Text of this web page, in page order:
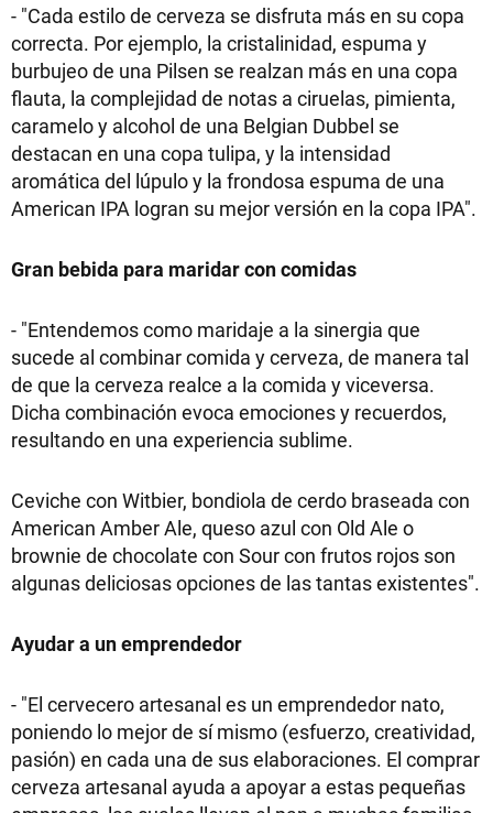
- "Cada estilo de cerveza se disfruta más en su copa
correcta. Por ejemplo, la cristalinidad, espuma y
burbujeo de una Pilsen se realzan más en una copa
flauta, la complejidad de notas a ciruelas, pimienta,
caramelo y alcohol de una Belgian Dubbel se
destacan en una copa tulipa, y la intensidad
aromática del lúpulo y la frondosa espuma de una
American IPA logran su mejor versión en la copa IPA".
Gran bebida para maridar con comidas
- "Entendemos como maridaje a la sinergia que
sucede al combinar comida y cerveza, de manera tal
de que la cerveza realce a la comida y viceversa.
Dicha combinación evoca emociones y recuerdos,
resultando en una experiencia sublime.
Ceviche con Witbier, bondiola de cerdo braseada con
American Amber Ale, queso azul con Old Ale o
brownie de chocolate con Sour con frutos rojos son
algunas deliciosas opciones de las tantas existentes".
Ayudar a un emprendedor
- "El cervecero artesanal es un emprendedor nato,
poniendo lo mejor de sí mismo (esfuerzo, creatividad,
pasión) en cada una de sus elaboraciones. El comprar
cerveza artesanal ayuda a apoyar a estas pequeñas